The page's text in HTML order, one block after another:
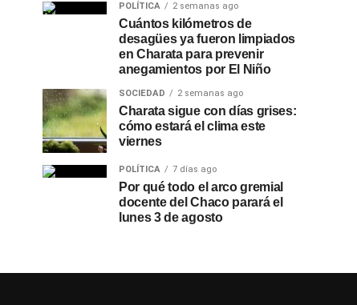
POLÍTICA 2 semanas ago
Cuántos kilómetros de
desagües ya fueron limpiados
en Charata para prevenir
anegamientos por El Niño
SOCIEDAD 2 semanas ago
Charata sigue con días grises:
cómo estará el clima este
viernes
POLÍTICA 7 días ago
Por qué todo el arco gremial
docente del Chaco parará el
lunes 3 de agosto